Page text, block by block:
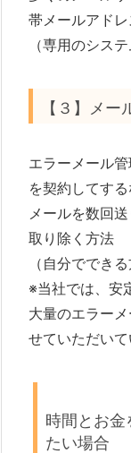
帯メールアドレ
（専用のシス
【３】メ
エラーメール
を契約してする
メールを数回
取り除く方法
（自分でできる
※当社では、安
大量のエラー
せていただいて
時間とお金
たい場合